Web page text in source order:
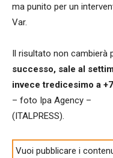
ma punito per un
Var.
Il risultato non cambierà
successo, sale al
invece tredicesimo a
– foto Ipa Agency –
(ITALPRESS).
Vuoi pubblicare i